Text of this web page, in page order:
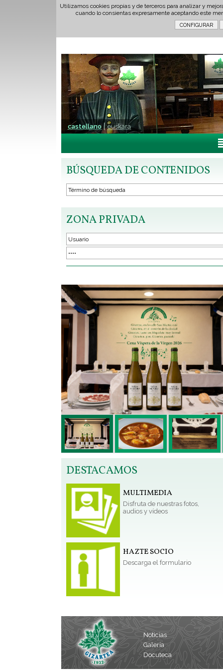
Utilizamos cookies propias y de terceros para analizar y
cuando lo consientas expresamente aceptando este
castellano euskara
BÚSQUEDA DE CONTENIDOS
ZONA PRIVADA
DESTACAMOS
MULTIMEDIA
Disfruta de nuestras fotos,
audios y vídeos
HAZTE SOCIO
Descarga el formulario
Noticias
Galería
Docuteca